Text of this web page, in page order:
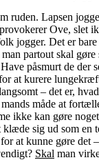
ruden. Lapsen
Ove, slet
jogger. Det er
partout skal gøre
påsmurt de der
at kurere
– det er,
måde at
ikke kan gøre
klæde sig ud som en
at kunne gøre det
Skal man